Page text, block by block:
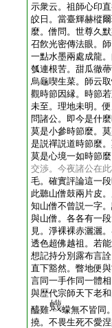
示衆云。祖師心印
皎日。當臺輝赫樅
麼。僧問。世尊久
召飮光密傳法眼。
一點水墨兩處成龍
瓠連根苦。甜瓜徹
烏龜喫生菜。師云
觀時節因縁。時節
未至。理地未明。
問諸公。即今是什
莫是小參時節麼。
是説禪説道時節麼
莫是心境一如時節
交渉。今夜諸公在
毛。確實評論這一
此聽山僧鼓兩片皮
知山僧不曾説一字
與山僧。各各有一
見。淨裸裸赤灑灑
透色超佛越祖。若
想記持分別露布言
直下豁然。瞥地便
言同一手作同一體
與歴代宗師天下老
醯雞
蠓無不皆同
撓。不畏生死不愛